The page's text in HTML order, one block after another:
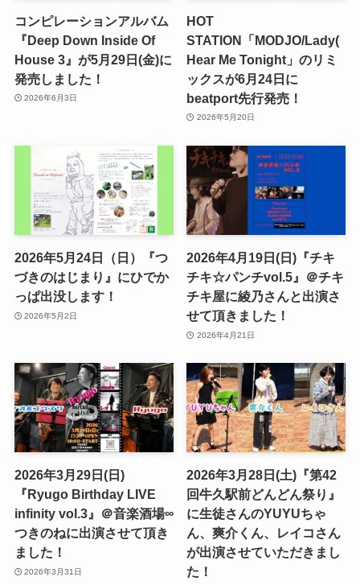
コンピレーションアルバム
『Deep Down Inside Of
House 3』が5月29日(金)に
発売しました！
2026年6月3日
HOT
STATION「MODJO/Lady(
Hear Me Tonight」のリミ
ックスが6月24日に
beatport先行発売！
2026年5月20日
2026年5月24日（日）『つ
づきのはじまり』にひでか
っぱ出没します！
2026年5月2日
2026年4月19日(日)『チキ
チキ☆パンチvol.5』＠チキ
チキ屋に綾乃さんと出演さ
せて頂きました！
2026年4月21日
2026年3月29日(日)
『Ryugo Birthday LIVE
infinity vol.3』＠音楽酒場∞
つきのねに出演させて頂き
ました！
2026年3月31日
2026年3月28日(土)『第42
回牛久駅前どんどん祭り』
に生徒さんのYUYUちゃ
ん、爽介くん、レイコさん
が出演させていただきまし
た！